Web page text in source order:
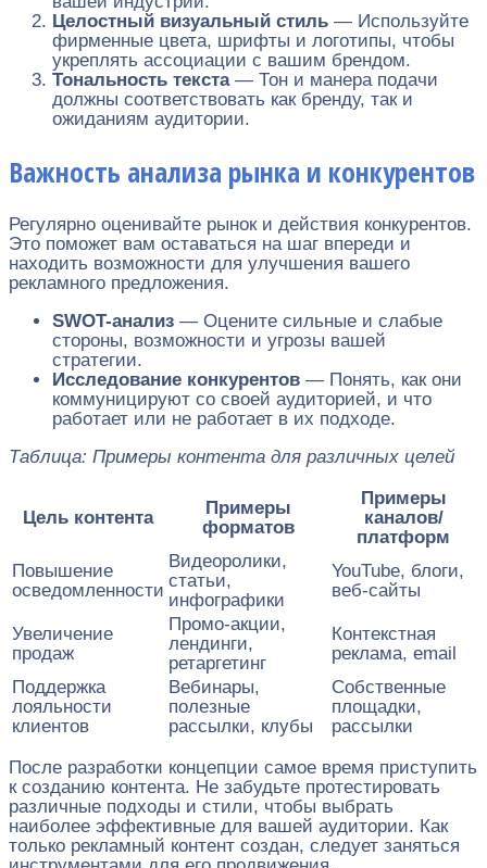
Целостный визуальный стиль — Используйте
фирменные цвета, шрифты и логотипы, чтобы
укреплять ассоциации с вашим брендом.
Тональность текста— Тон и манера подачи
должны соответствовать как бренду, так и
ожиданиям аудитории.
Важность анализа рынка и конкурентов
Регулярно оценивайте рынок и действия конкурентов.
Это поможет вам оставаться на шаг впереди и
находить возможности для улучшения вашего
рекламного предложения.
SWOT-анализ — Оцените сильные и слабые
стороны, возможности и угрозы вашей
стратегии.
Исследование конкурентов — Понять, как они
коммуницируют со своей аудиторией, и что
работает или не работает в их подходе.
Таблица: Примеры контента для различных целей
Цель контента
Примеры
форматов
Примеры
каналов/
платформ
Повышение
осведомленности
Видеоролики,
статьи,
инфографики
YouTube, блоги,
веб-сайты
Увеличение
продаж
Промо-акции,
лендинги,
ретаргетинг
Контекстная
реклама, email
Поддержка
лояльности
клиентов
Вебинары,
полезные
рассылки, клубы
Собственные
площадки,
рассылки
После разработки концепции самое время приступить
к созданию контента. Не забудьте протестировать
различные подходы и стили, чтобы выбрать
наиболее эффективные для вашей аудитории. Как
только рекламный контент создан, следует заняться